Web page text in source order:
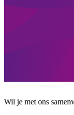
Wil je met ons